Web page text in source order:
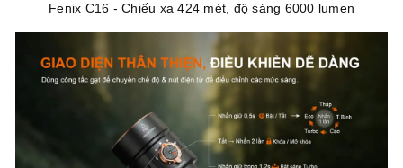
Fenix C16 - Chiếu xa 424 mét, độ sáng 6000 lumen